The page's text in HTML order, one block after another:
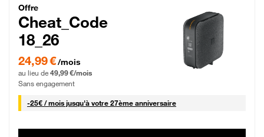
Cheat_Code Fibre_18_26
Offre
Cheat_Code
18_26
24,99 € par mois pendant 0 mois puis 49,99 € par mois, Sans engagement
24,99 €/mois
au lieu de 49,99 €/mois
Sans engagement
-25€ / mois25 € par mois
jusqu'à votre 27ème anniversaire